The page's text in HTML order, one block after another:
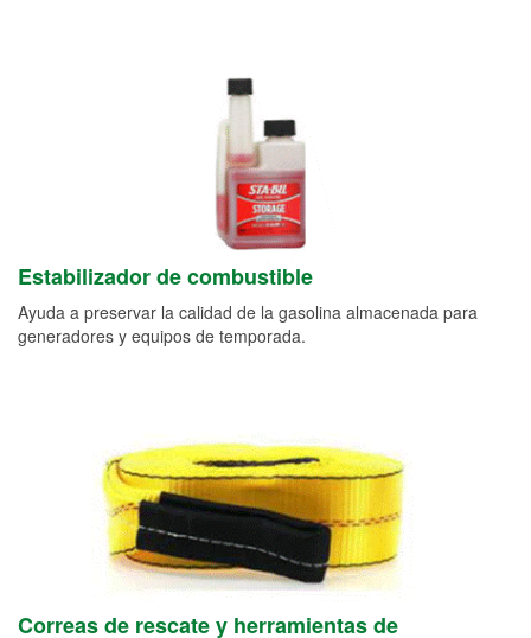
Estabilizador de combustible
Ayuda a preservar la calidad de la gasolina almacenada para
generadores y equipos de temporada.
Correas de rescate y herramientas de